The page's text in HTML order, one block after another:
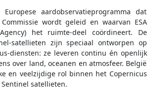
aardobservatieprogramma dat
wordt geleid en waarvan ESA
het ruimte-deel coördineert. De
satellieten zijn speciaal ontworpen op
diensten: ze leveren continu én openlijk
over land, oceanen en atmosfeer. België
en veelzijdige rol binnen het Copernicus
satellieten.